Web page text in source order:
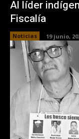
Al líder
Fiscalía
Noticias 19 junio,